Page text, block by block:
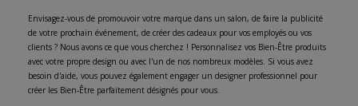
Envisagez-vous de promouvoir votre marque dans un salon, de faire la publicité
de votre prochain événement, de créer des cadeaux pour vos employés ou vos
clients ? Nous avons ce que vous cherchez ! Personnalisez vos Bien-Être produits
avec votre propre design ou avec l'un de nos nombreux modèles. Si vous avez
besoin d'aide, vous pouvez également engager un designer professionnel pour
créer les Bien-Être parfaitement désignés pour vous.